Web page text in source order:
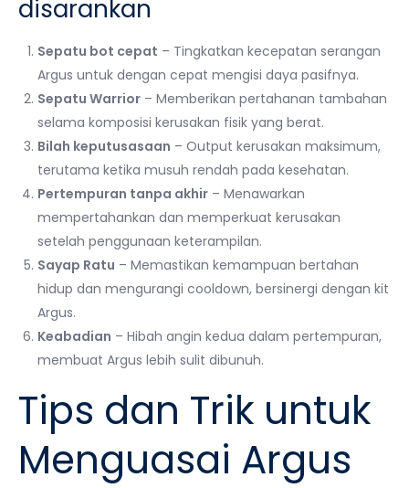
disarankan
Sepatu bot cepat – Tingkatkan kecepatan serangan
Argus untuk dengan cepat mengisi daya pasifnya.
Sepatu Warrior – Memberikan pertahanan tambahan
selama komposisi kerusakan fisik yang berat.
Bilah keputusasaan – Output kerusakan maksimum,
terutama ketika musuh rendah pada kesehatan.
Pertempuran tanpa akhir – Menawarkan
mempertahankan dan memperkuat kerusakan
setelah penggunaan keterampilan.
Sayap Ratu – Memastikan kemampuan bertahan
hidup dan mengurangi cooldown, bersinergi dengan kit
Argus.
Keabadian – Hibah angin kedua dalam pertempuran,
membuat Argus lebih sulit dibunuh.
Tips dan Trik untuk
Menguasai Argus